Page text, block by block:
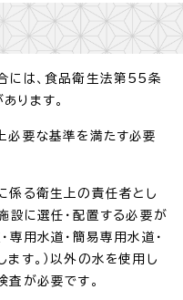
には、食品衛生法第55条
ります。
必要な基準を満たす必要
係る衛生上の責任者とし
設に選任・配置する必要が
専用水道・簡易専用水道・
す。）以外の水を使用し
査が必要です。